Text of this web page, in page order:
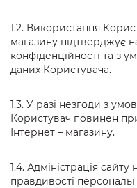
1.2. Використання
магазину підтверджує
конфіденційності та з
даних Користувача.
1.3. У разі незгоди з
Користувач повинен
Інтернет – магазину.
1.4. Адміністрація
правдивості